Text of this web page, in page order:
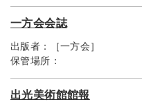
一方会会誌
出版者：
［一方会］
保管場所：
出光美術館館報